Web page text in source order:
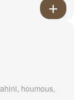
houmous,